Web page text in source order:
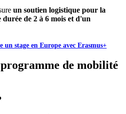
un soutien logistique pour la
de 2 à 6 mois et d'un
un stage en Europe avec Erasmus+
de mobilité